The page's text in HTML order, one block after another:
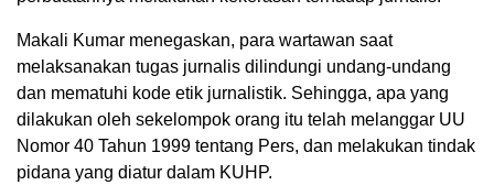
Makali Kumar menegaskan, para wartawan saat
melaksanakan tugas jurnalis dilindungi undang-undang
dan mematuhi kode etik jurnalistik. Sehingga, apa yang
dilakukan oleh sekelompok orang itu telah melanggar UU
Nomor 40 Tahun 1999 tentang Pers, dan melakukan tindak
pidana yang diatur dalam KUHP.